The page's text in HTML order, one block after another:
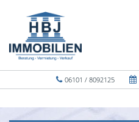
06101 / 8092125